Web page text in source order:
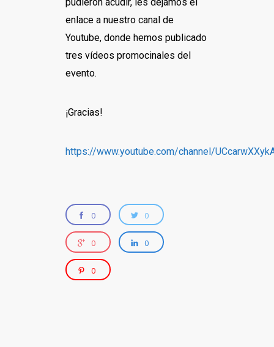
enlace a nuestro canal de
Youtube, donde hemos publicado
tres vídeos promocinales del
evento.
¡Gracias!
https://www.youtube.com/channel/
0 0
0 0
0